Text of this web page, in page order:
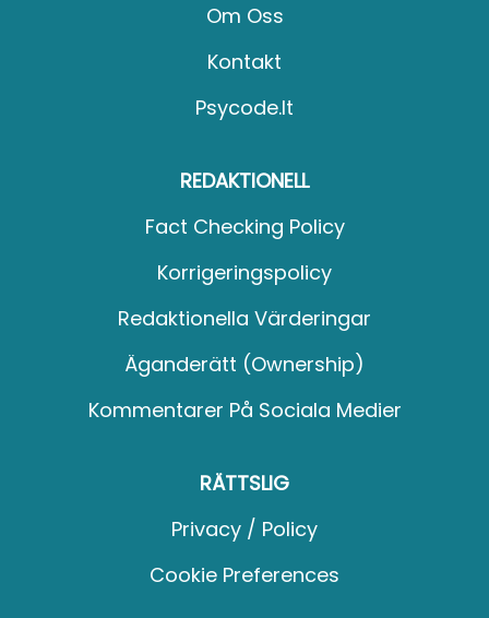
Om Oss
Kontakt
Psycode.it
REDAKTIONELL
Fact Checking Policy
Korrigeringspolicy
Redaktionella Värderingar
Äganderätt (Ownership)
Kommentarer På Sociala Medier
RÄTTSLIG
Privacy / Policy
Cookie Preferences